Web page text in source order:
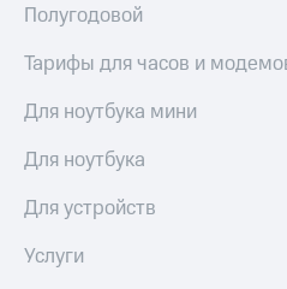
Полугодовой
Тарифы для часов и
Для ноутбука мини
Для ноутбука
Для устройств
Услуги